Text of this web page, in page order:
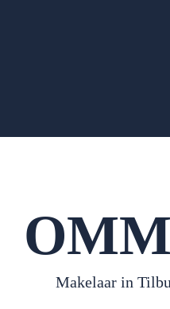
Makelaar in